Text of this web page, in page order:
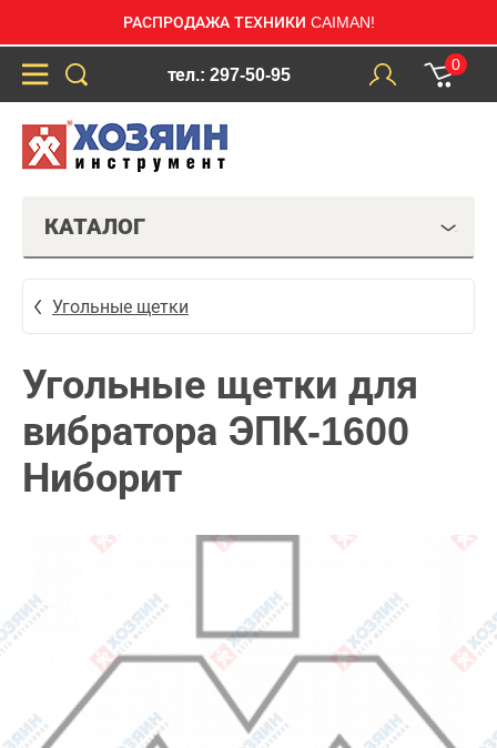
РАСПРОДАЖА ТЕХНИКИ CAIMAN!
тел.: 297-50-95
0
КАТАЛОГ
Угольные щетки
Угольные щетки для
вибратора ЭПК-1600
Ниборит